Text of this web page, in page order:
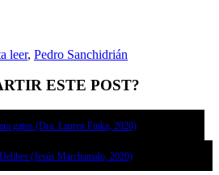
leer, Pedro Sanchidrián
ESTE POST?
gatos (Dra. Lauren Finka, 2020)
(Jesús Marchamalo, 2020)